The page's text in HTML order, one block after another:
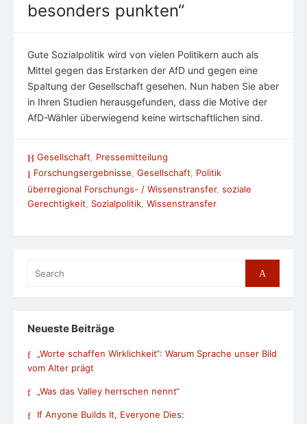
besonders punkten“
Gute Sozialpolitik wird von vielen Politikern auch als
Mittel gegen das Erstarken der AfD und gegen eine
Spaltung der Gesellschaft gesehen. Nun haben Sie aber
in Ihren Studien herausgefunden, dass die Motive der
AfD-Wähler überwiegend keine wirtschaftlichen sind.
Gesellschaft
Pressemitteilung
Forschungsergebnisse, Gesellschaft, Politik
überregional Forschungs- / Wissenstransfer, soziale
Gerechtigkeit
Sozialpolitik Wissenstransfer
for:
Search
Neueste Beiträge
„Worte schaffen Wirklichkeit“: Warum Sprache unser Bild
vom Alter prägt
„Was das Valley herrschen nennt“
If Anyone Builds It, Everyone Dies: